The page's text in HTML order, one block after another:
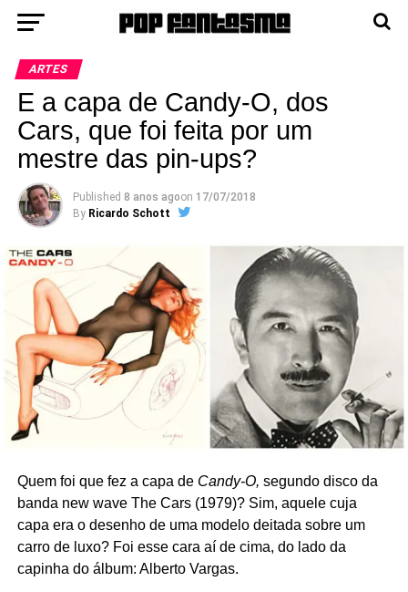
ARTES
E a capa de Candy-O, dos
Cars, que foi feita por um
mestre das pin-ups?
Published 8 anos agoon 17/07/2018
By Ricardo Schott
Quem foi que fez a capa de Candy-O, segundo disco da
banda new wave The Cars (1979)? Sim, aquele cuja
capa era o desenho de uma modelo deitada sobre um
carro de luxo? Foi esse cara aí de cima, do lado da
capinha do álbum: Alberto Vargas.